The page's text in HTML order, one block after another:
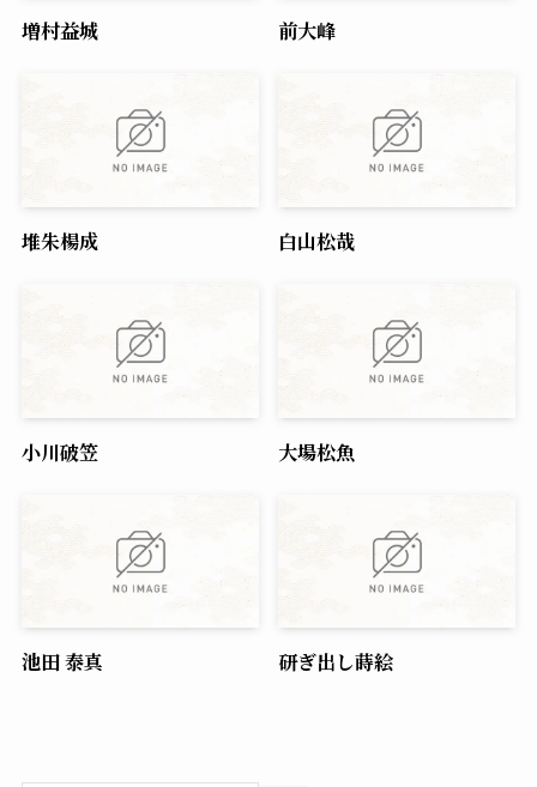
増村益城 前大峰
堆朱楊成 白山松哉
小川破笠 大場松魚
池田 泰真 研ぎ出し蒔絵